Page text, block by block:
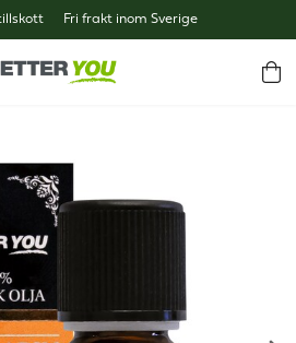
Fri frakt inom Sverige